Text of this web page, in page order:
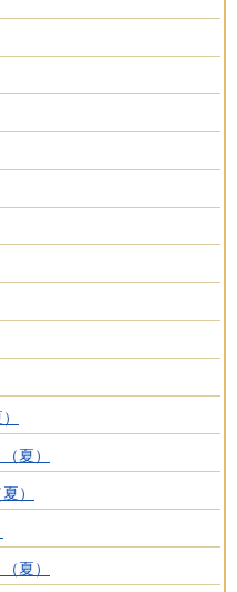
夏）
）
夏）